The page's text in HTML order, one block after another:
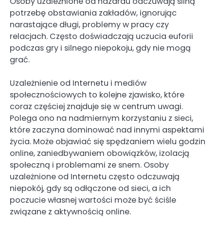
potrzebę obstawiania zakładów, ignorując
narastające długi, problemy w pracy czy
relacjach. Często doświadczają uczucia euforii
podczas gry i silnego niepokoju, gdy nie mogą
grać.
Uzależnienie od Internetu i mediów
społecznościowych to kolejne zjawisko, które
coraz częściej znajduje się w centrum uwagi.
Polega ono na nadmiernym korzystaniu z sieci,
które zaczyna dominować nad innymi aspektami
życia. Może objawiać się spędzaniem wielu godzin
online, zaniedbywaniem obowiązków, izolacją
społeczną i problemami ze snem. Osoby
uzależnione od Internetu często odczuwają
niepokój, gdy są odłączone od sieci, a ich
poczucie własnej wartości może być ściśle
związane z aktywnością online.